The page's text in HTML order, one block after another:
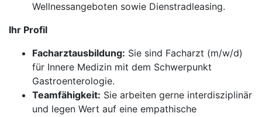
Wellnessangeboten sowie Dienstradleasing.
Ihr Profil
Facharztausbildung: Sie sind Facharzt (m/w/d)
für Innere Medizin mit dem Schwerpunkt
Gastroenterologie.
Teamfähigkeit: Sie arbeiten gerne interdisziplinär
und legen Wert auf eine empathische